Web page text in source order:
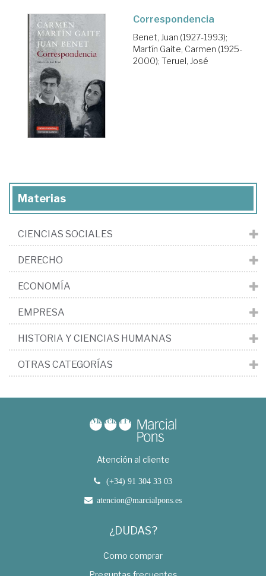
Correspondencia
Benet, Juan (1927-1993);
Martín Gaite, Carmen (1925-
2000); Teruel, José
Materias
CIENCIAS SOCIALES
DERECHO
ECONOMÍA
EMPRESA
HISTORIA Y CIENCIAS HUMANAS
OTRAS CATEGORÍAS
Atención al cliente
(+34) 91 304 33 03
atencion@marcialpons.es
¿DUDAS?
Como comprar